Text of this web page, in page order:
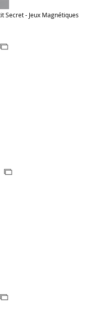
Secret - Jeux Magnétiques
AjouterAjouter
AjouterAjouter
AjouterAjouter